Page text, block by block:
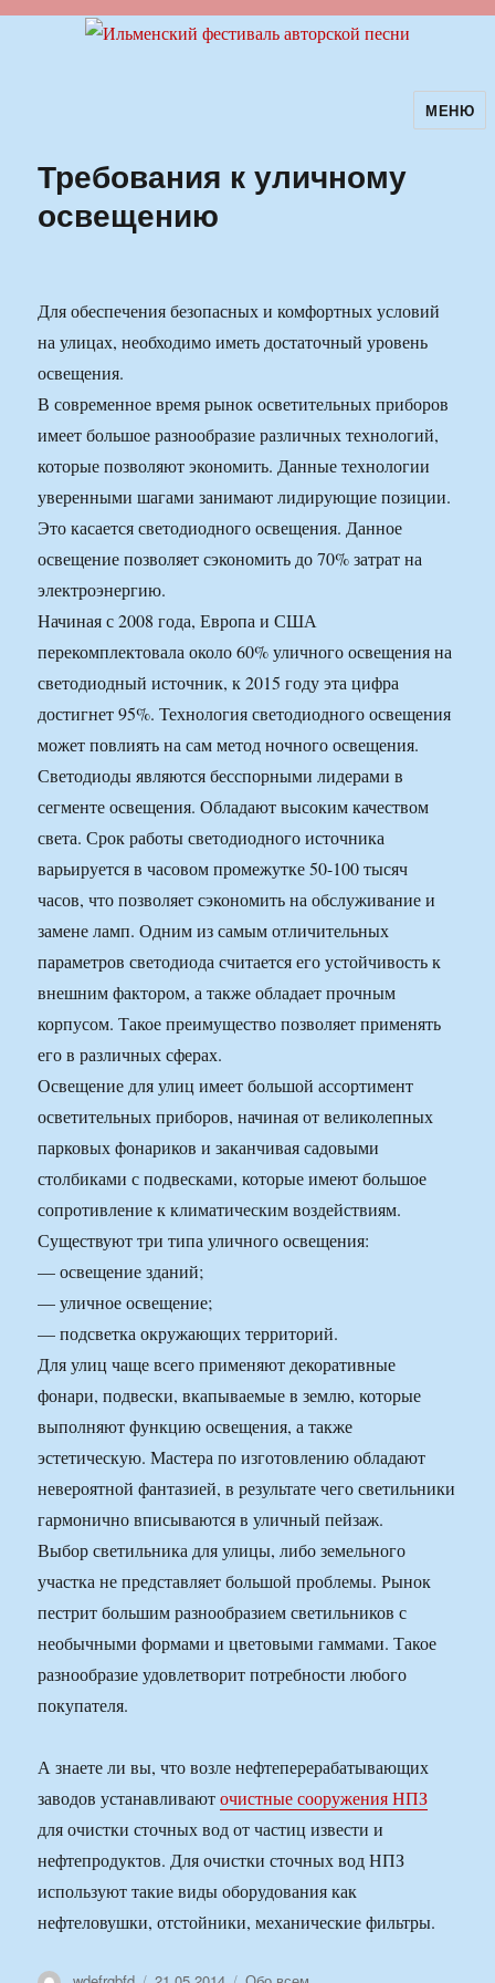
Ильменский фестиваль авторскойМЕНЮ
Требования к уличному
освещению
Для обеспечения безопасных и комфортных условий
на улицах, необходимо иметь достаточный уровень
освещения.
В современное время рынок осветительных приборов
имеет большое разнообразие различных технологий,
которые позволяют экономить. Данные технологии
уверенными шагами занимают лидирующие позиции.
Это касается светодиодного освещения. Данное
освещение позволяет сэкономить до 70% затрат на
электроэнергию.
Начиная с 2008 года, Европа и США
перекомплектовала около 60% уличного освещения на
светодиодный источник, к 2015 году эта цифра
достигнет 95%. Технология светодиодного освещения
может повлиять на сам метод ночного освещения.
Светодиоды являются бесспорными лидерами в
сегменте освещения. Обладают высоким качеством
света. Срок работы светодиодного источника
варьируется в часовом промежутке 50-100 тысяч
часов, что позволяет сэкономить на обслуживание и
замене ламп. Одним из самым отличительных
параметров светодиода считается его устойчивость к
внешним фактором, а также обладает прочным
корпусом. Такое преимущество позволяет применять
его в различных сферах.
Освещение для улиц имеет большой ассортимент
осветительных приборов, начиная от великолепных
парковых фонариков и заканчивая садовыми
столбиками с подвесками, которые имеют большое
сопротивление к климатическим воздействиям.
Существуют три типа уличного освещения:
— освещение зданий;
— уличное освещение;
— подсветка окружающих территорий.
Для улиц чаще всего применяют декоративные
фонари, подвески, вкапываемые в землю, которые
выполняют функцию освещения, а также
эстетическую. Мастера по изготовлению обладают
невероятной фантазией, в результате чего светильники
гармонично вписываются в уличный пейзаж.
Выбор светильника для улицы, либо земельного
участка не представляет большой проблемы. Рынок
пестрит большим разнообразием светильников с
необычными формами и цветовыми гаммами. Такое
разнообразие удовлетворит потребности любого
покупателя.
А знаете ли вы, что возле нефтеперерабатывающих
заводов устанавливаюточистные сооружения НПЗ
для очистки сточных вод от частиц извести и
нефтепродуктов. Для очистки сточных вод НПЗ
используют такие виды оборудования как
нефтеловушки, отстойники, механические фильтры.